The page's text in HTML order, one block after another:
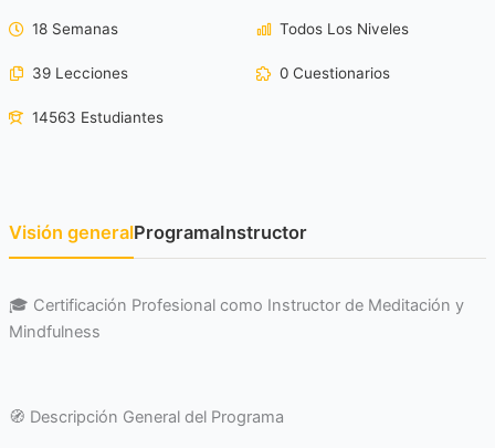
18 Semanas Todos Los Niveles
39 Lecciones 0 Cuestionarios
14563 Estudiantes
Visión generalProgramaInstructor
🎓 Certificación Profesional como Instructor de Meditación y
Mindfulness
🧭 Descripción General del Programa